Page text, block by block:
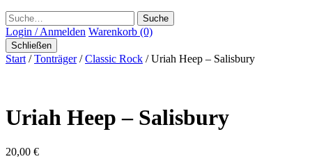
Suche
Login / Anmelden Warenkorb (0)
Schließen
Start /Tonträger/Classic Rock / Uriah Heep – Salisbury
Uriah Heep – Salisbury
20,00 €